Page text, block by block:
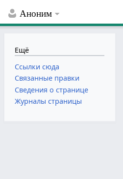
Аноним
Ещё
Ссылки сюда
Связанные правки
Сведения о странице
Журналы страницы